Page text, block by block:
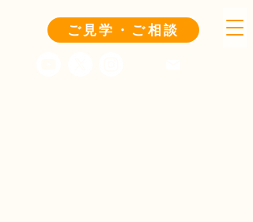
ご見学・ご相談